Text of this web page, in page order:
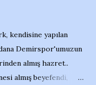
kendisine yapılan
Demirspor'umuzun
almış hazret..
almış beyefendi,